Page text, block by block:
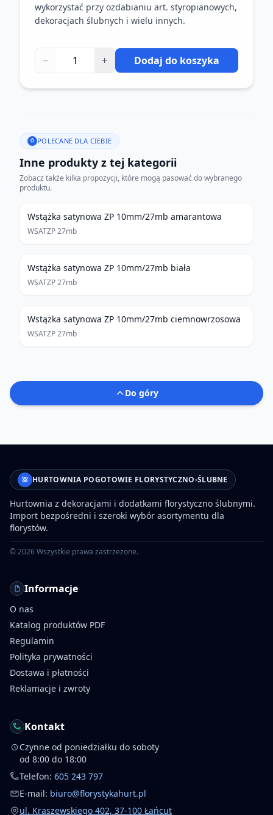
wykorzystać przy ozdabianiu art. styropianowych,
dekoracjach ślubnych i wielu innych.
− + Dodaj do koszyka
POLECANE DLA CIEBIE
Inne produkty z tej kategorii
Zobacz także kilka propozycji, które mogą pasować do wybranego
produktu.
Wstążka satynowa ZP 10mm/27mb amarantowa
WSATZP 27mb
Wstążka satynowa ZP 10mm/27mb biała
WSATZP 27mb
Wstążka satynowa ZP 10mm/27mb ciemnowrzosowa
WSATZP 27mb
Do góry
HURTOWNIA POGOTOWIE FLORYSTYCZNO-ŚLUBNE
Hurtownia z dekoracjami i dodatkami florystyczno ślubnymi.
Import bezpośredni i szeroki wybór asortymentu dla
florystów.
©2026Wszystkie prawa zastrzeżone.
Informacje
O nas
Katalog produktów PDF
Regulamin
Polityka prywatności
Dostawa i płatności
Reklamacje i zwroty
Kontakt
Czynne od poniedziałku do soboty
od 8:00 do 18:00
Telefon: 605 243 797
E-mail: biuro@florystykahurt.pl
ul. Kraszewskiego 402, 37-100 Łańcut